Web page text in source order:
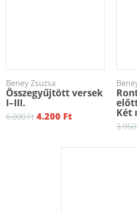
Beney Zsuzsa
Összegyűjtött versek
I–III.
6.000 Ft 4.200 Ft Két